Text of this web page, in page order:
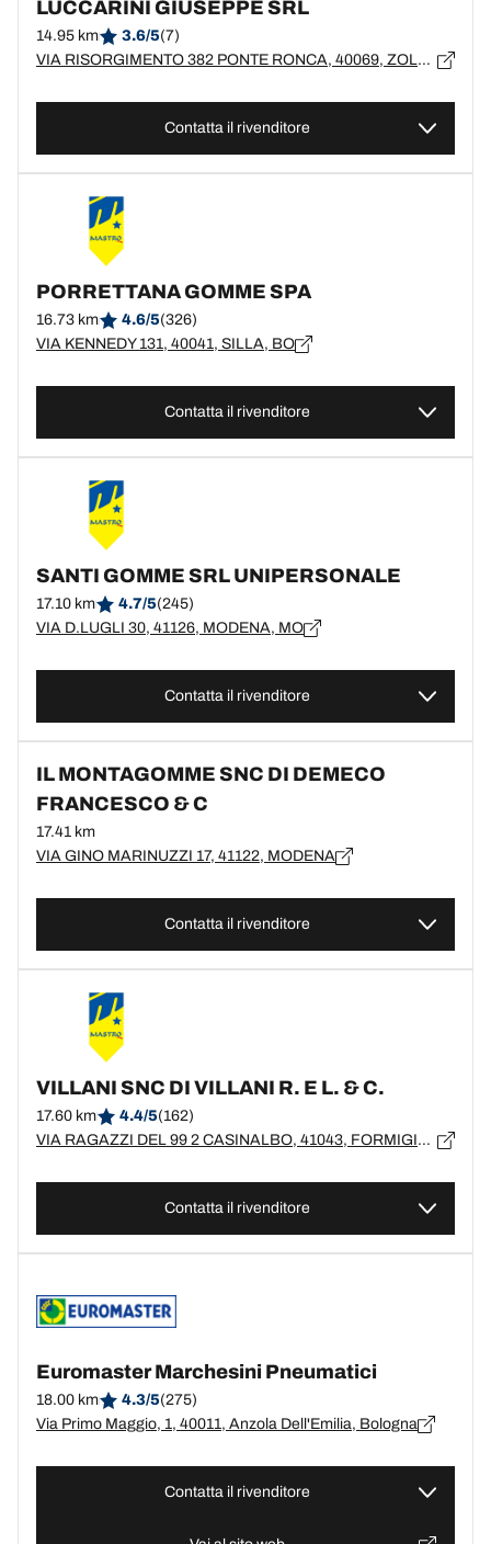
LUCCARINI GIUSEPPE SRL
14.95 km 3.6/5(7)
VIA RISORGIMENTO 382 PONTE RONCA, 40069, ZOLA PREDOSA, BO
Contatta il rivenditore
PORRETTANA GOMME SPA
16.73 km 4.6/5(326)
VIA KENNEDY 131, 40041, SILLA, BO
Contatta il rivenditore
SANTI GOMME SRL UNIPERSONALE
17.10 km 4.7/5(245)
VIA D.LUGLI 30, 41126, MODENA, MO
Contatta il rivenditore
IL MONTAGOMME SNC DI DEMECO
FRANCESCO & C
17.41 km
VIA GINO MARINUZZI 17, 41122, MODENA
Contatta il rivenditore
VILLANI SNC DI VILLANI R. E L. & C.
17.60 km 4.4/5(162)
VIA RAGAZZI DEL 99 2 CASINALBO, 41043, FORMIGINE
Contatta il rivenditore
Euromaster Marchesini Pneumatici
18.00 km 4.3/5(275)
Via Primo Maggio, 1, 40011, Anzola Dell'Emilia, Bologna
Contatta il rivenditore